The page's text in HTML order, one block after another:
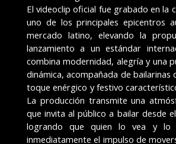
El videoclip oficial fue grabado en la
uno de los principales epicentros
mercado latino, elevando la
lanzamiento a un estándar
combina modernidad, alegría y una
dinámica, acompañada de bailarinas
toque enérgico y festivo
La producción transmite una
que invita al público a bailar desde
logrando que quien lo vea y lo
inmediatamente el impulso de